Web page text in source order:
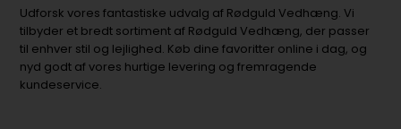
Udforsk vores fantastiske udvalg af Rødguld Vedhæng. Vi
tilbyder et bredt sortiment af Rødguld Vedhæng, der passer
til enhver stil og lejlighed. Køb dine favoritter online i dag, og
nyd godt af vores hurtige levering og fremragende
kundeservice.